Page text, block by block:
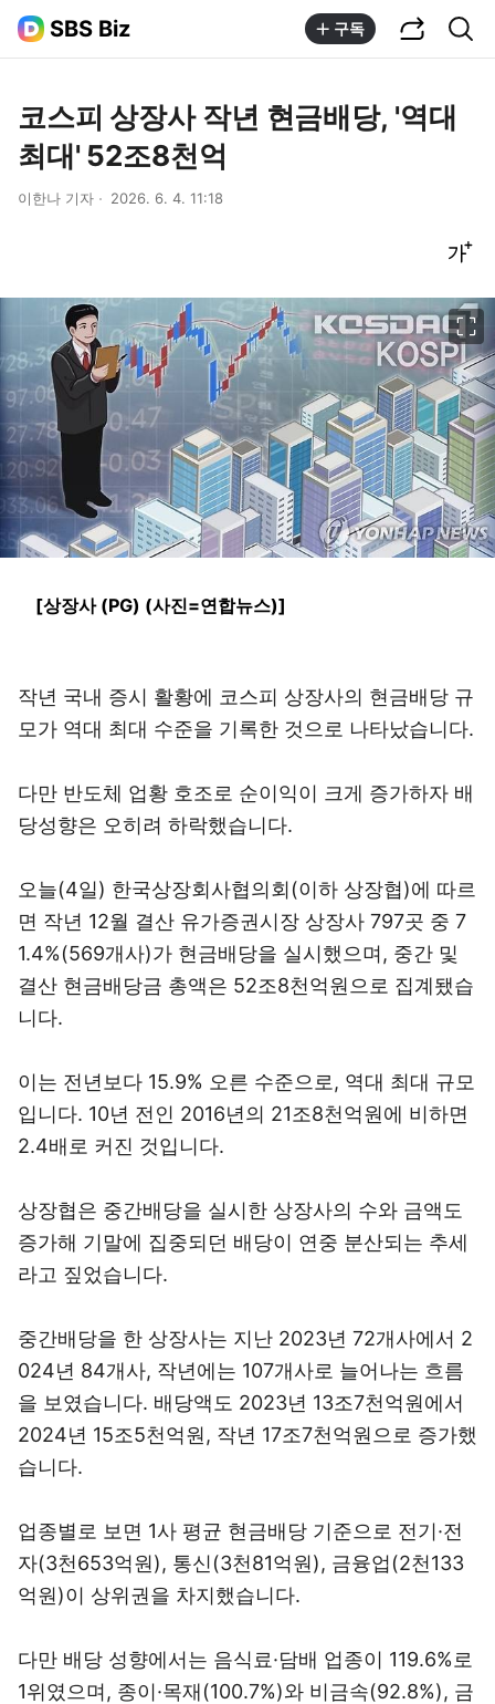
SBS Biz 구독
코스피 상장사 작년 현금배당, '역대
최대' 52조8천억
이한나 기자 2026. 6. 4. 11:18
[상장사 (PG) (사진=연합뉴스)]
작년 국내 증시 활황에 코스피 상장사의 현금배당 규
모가 역대 최대 수준을 기록한 것으로 나타났습니다.
다만 반도체 업황 호조로 순이익이 크게 증가하자 배
당성향은 오히려 하락했습니다.
오늘(4일) 한국상장회사협의회(이하 상장협)에 따르
면 작년 12월 결산 유가증권시장 상장사 797곳 중 7
1.4%(569개사)가 현금배당을 실시했으며, 중간 및
결산 현금배당금 총액은 52조8천억원으로 집계됐습
니다.
이는 전년보다 15.9% 오른 수준으로, 역대 최대 규모
입니다. 10년 전인 2016년의 21조8천억원에 비하면
2.4배로 커진 것입니다.
상장협은 중간배당을 실시한 상장사의 수와 금액도
증가해 기말에 집중되던 배당이 연중 분산되는 추세
라고 짚었습니다.
중간배당을 한 상장사는 지난 2023년 72개사에서 2
024년 84개사, 작년에는 107개사로 늘어나는 흐름
을 보였습니다. 배당액도 2023년 13조7천억원에서
2024년 15조5천억원, 작년 17조7천억원으로 증가했
습니다.
업종별로 보면 1사 평균 현금배당 기준으로 전기·전
자(3천653억원), 통신(3천81억원), 금융업(2천133
억원)이 상위권을 차지했습니다.
다만 배당 성향에서는 음식료·담배 업종이 119.6%로
1위였으며, 종이·목재(100.7%)와 비금속(92.8%), 금